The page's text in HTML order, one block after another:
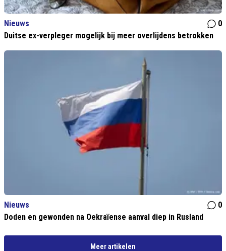
Nieuws
0
Duitse ex-verpleger mogelijk bij meer overlijdens betrokken
Nieuws
0
Doden en gewonden na Oekraïense aanval diep in Rusland
Meer artikelen